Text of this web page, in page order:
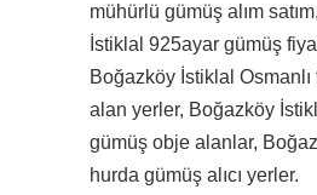
mühürlü gümüş alım
İstiklal 925ayar gümüş
Boğazköy İstiklal Osmanlı
alan yerler, Boğazköy
gümüş obje alanlar,
hurda gümüş alıcı yerler.